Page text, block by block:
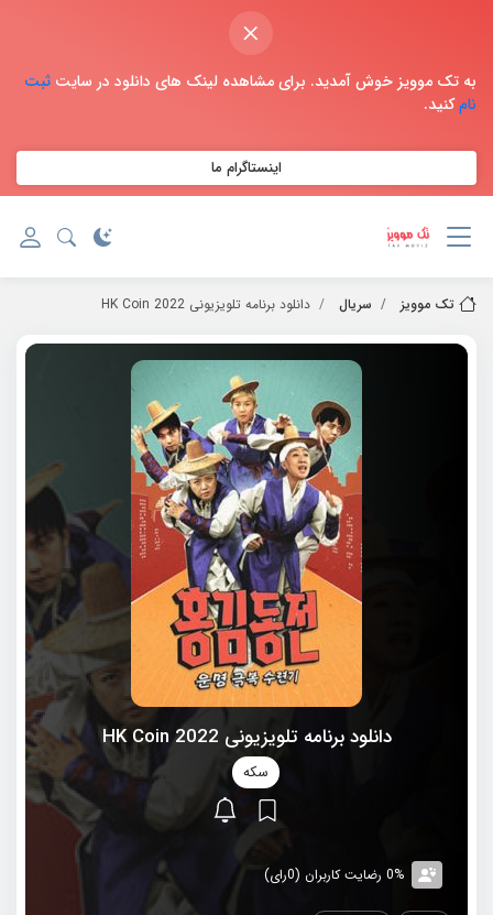
×
به تک موویز خوش آمدید. برای مشاهده لینک های دانلود در سایت ثبت
نامکنید.
اینستاگرام ما
تک موویز سریال دانلود برنامه تلویزیونی 2022 HK Coin
دانلود برنامه تلویزیونی 2022 HK Coin
سکه
0% رضایت کاربران (0رای)